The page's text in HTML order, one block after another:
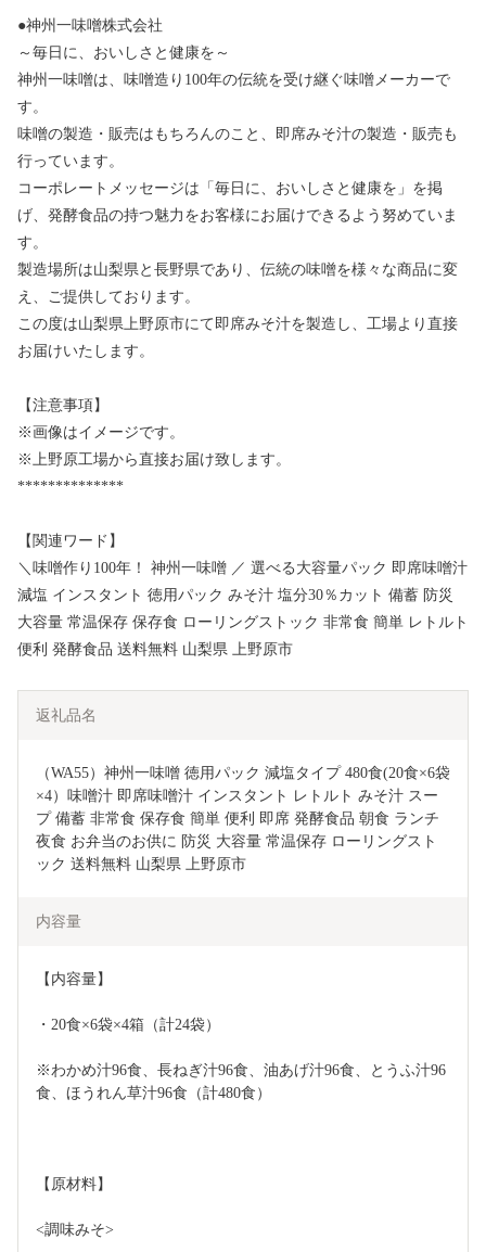
●神州一味噌株式会社
～毎日に、おいしさと健康を～
神州一味噌は、味噌造り100年の伝統を受け継ぐ味噌メーカーで
す。
味噌の製造・販売はもちろんのこと、即席みそ汁の製造・販売も
行っています。
コーポレートメッセージは「毎日に、おいしさと健康を」を掲
げ、発酵食品の持つ魅力をお客様にお届けできるよう努めていま
す。
製造場所は山梨県と長野県であり、伝統の味噌を様々な商品に変
え、ご提供しております。
この度は山梨県上野原市にて即席みそ汁を製造し、工場より直接
お届けいたします。
【注意事項】
※画像はイメージです。
※上野原工場から直接お届け致します。
**************
【関連ワード】
＼味噌作り100年！ 神州一味噌 ／ 選べる大容量パック 即席味噌汁
減塩 インスタント 徳用パック みそ汁 塩分30％カット 備蓄 防災
大容量 常温保存 保存食 ローリングストック 非常食 簡単 レトルト
便利 発酵食品 送料無料 山梨県 上野原市
返礼品名
（WA55）神州一味噌 徳用パック 減塩タイプ 480食(20食×6袋
×4）味噌汁 即席味噌汁 インスタント レトルト みそ汁 スー
プ 備蓄 非常食 保存食 簡単 便利 即席 発酵食品 朝食 ランチ
夜食 お弁当のお供に 防災 大容量 常温保存 ローリングスト
ック 送料無料 山梨県 上野原市
内容量
【内容量】
・20食×6袋×4箱（計24袋）
※わかめ汁96食、長ねぎ汁96食、油あげ汁96食、とうふ汁96
食、ほうれん草汁96食（計480食）
【原材料】
<調味みそ>